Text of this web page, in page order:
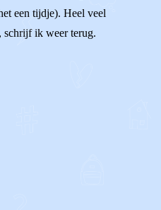
een tijdje). Heel veel
schrijf ik weer terug.